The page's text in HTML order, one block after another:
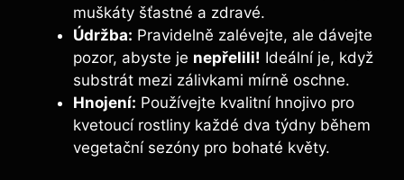
muškáty šťastné a zdravé.
Údržba: Pravidelně zalévejte, ale dávejte
pozor, abyste je nepřelili! Ideální je, když
substrát mezi zálivkami mírně oschne.
Hnojení: Používejte kvalitní hnojivo pro
kvetoucí rostliny každé dva týdny během
vegetační sezóny pro bohaté květy.